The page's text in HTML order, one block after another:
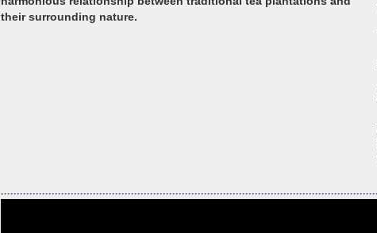
their surrounding nature.